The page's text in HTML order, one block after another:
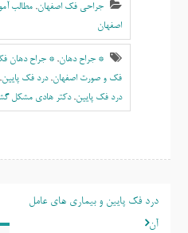
جراحی فک اصفهان, مطالب
اصفهان
* جراح دهان, * جراح دهان
فک و صورت اصفهان,درد فک پایین
درد فک پایین,دکتر هادی مشکل
راهبری
نوشته
درد فک پایین و بیماری های عامل
آن